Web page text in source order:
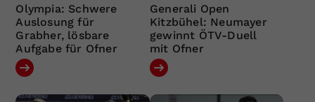
Olympia: Schwere
Auslosung für
Grabher, lösbare
Aufgabe für Ofner
Generali Open
Kitzbühel: Neumayer
gewinnt ÖTV-Duell
mit Ofner